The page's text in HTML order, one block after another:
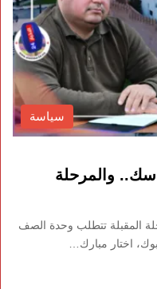
سياسة
والمرحلة
المقبلة تتطلب وحدة الصف
اختار مبارك…